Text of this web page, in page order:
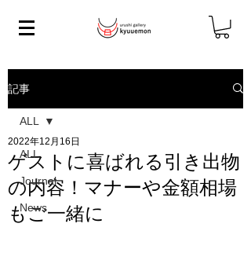
記事
ALL
Journal
News
ALL
ゲストに喜ばれる引き出物
の内容！マナーや金額相場
もご一緒に
2022年12月16日